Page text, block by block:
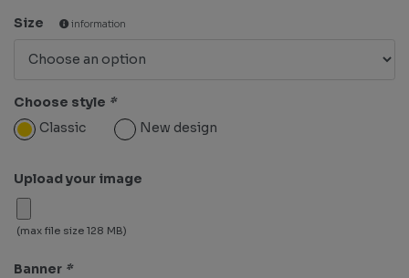
Size information
Choose style *
Classic
New design
Upload your image
(max file size 128 MB)
Banner *